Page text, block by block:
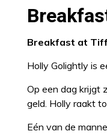
Breakfast at
Holly Golightly is
Op een dag krijgt
geld. Holly raakt
Eén van de